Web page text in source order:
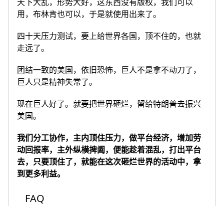
用，布林肯也可以，于是就使用出来了。
四十天压力测试，要上给世界各国，顶不住的，也就
走远了。
团结一致的美国，依旧恐怖，巨人不是拿不动刀了，
巨人只是精神失常了。
现在巨人好了。就要把世界砸烂，留给特朗普去振兴
美国。
我们分工协作，主内顶住压力，做平台经济，增加劳
动回报率，主外纵横捭阖，便能趁着混乱，打出平台
去，只要顶住了，就能在这次砸烂世界的活动中，拿
到更多利益。
FAQ